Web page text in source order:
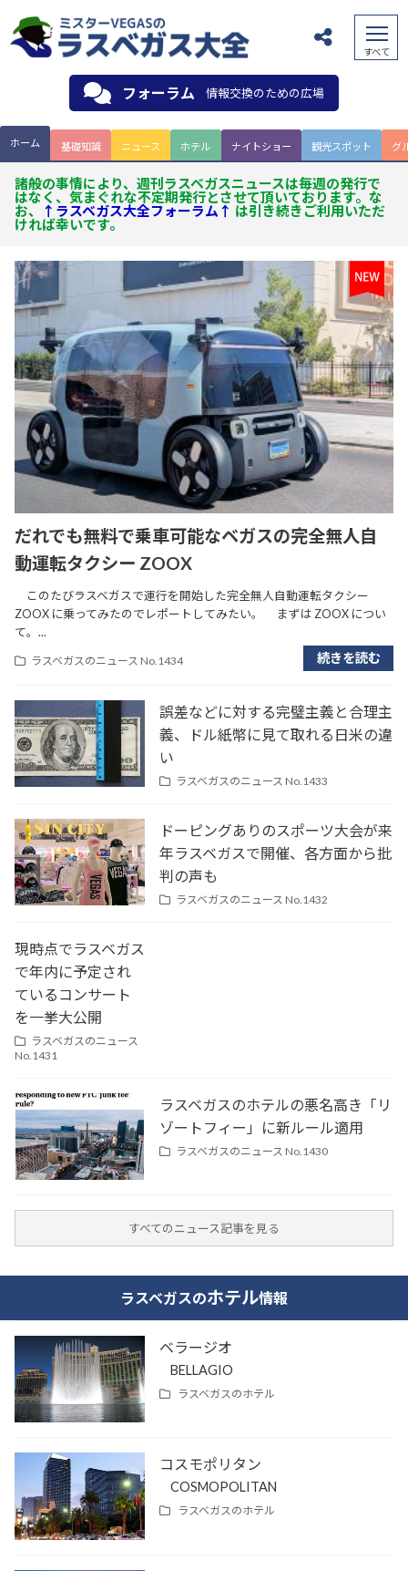
フォーラム 情報交換のための広場
ホーム 基礎知識 ニュース ホテル ナイトショー 観光スポット グ
諸般の事情により、週刊ラスベガスニュースは毎週の発行で
はなく、気まぐれな不定期発行とさせて頂いております。な
お、
↑ラスベガス大全フォーラム↑ は引き続きご利用いただ
ければ幸いです。
だれでも無料で乗車可能なベガスの完全無人自
動運転タクシー ZOOX
ラスベガスのニュース No.1434
このたびラスベガスで運行を開始した完全無人自動運転タクシー
ZOOX に乗ってみたのでレポートしてみたい。 まずは ZOOX につい
て。...
続きを読む
誤差などに対する完璧主義と合理主
義、ドル紙幣に見て取れる日米の違
い
ラスベガスのニュース No.1433
ドーピングありのスポーツ大会が来
年ラスベガスで開催、各方面から批
判の声も
ラスベガスのニュース No.1432
現時点でラスベガス
で年内に予定され
ているコンサート
を一挙大公開
ラスベガスのニュース
No.1431
ラスベガスのホテルの悪名高き「リ
ゾートフィー」に新ルール適用
ラスベガスのニュース No.1430
すべてのニュース記事を見る
ラスベガスのホテル情報
ベラージオ
BELLAGIO
ラスベガスのホテル
コスモポリタン
COSMOPOLITAN
ラスベガスのホテル